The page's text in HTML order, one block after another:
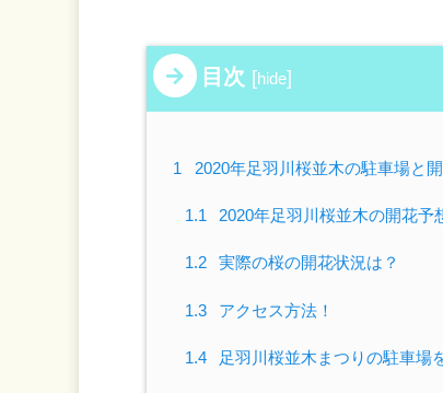
目次 [hide]
1 2020年足羽川桜並木の駐車場と
1.1 2020年足羽川桜並木の開花予
1.2 実際の桜の開花状況は？
1.3 アクセス方法！
1.4 足羽川桜並木まつりの駐車場